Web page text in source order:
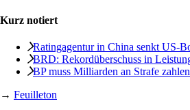
Kurz notiert
Ratingagentur in China senkt US-
BRD: Rekordüberschuss in
BP muss Milliarden an Strafe zahlen
→ Feuilleton